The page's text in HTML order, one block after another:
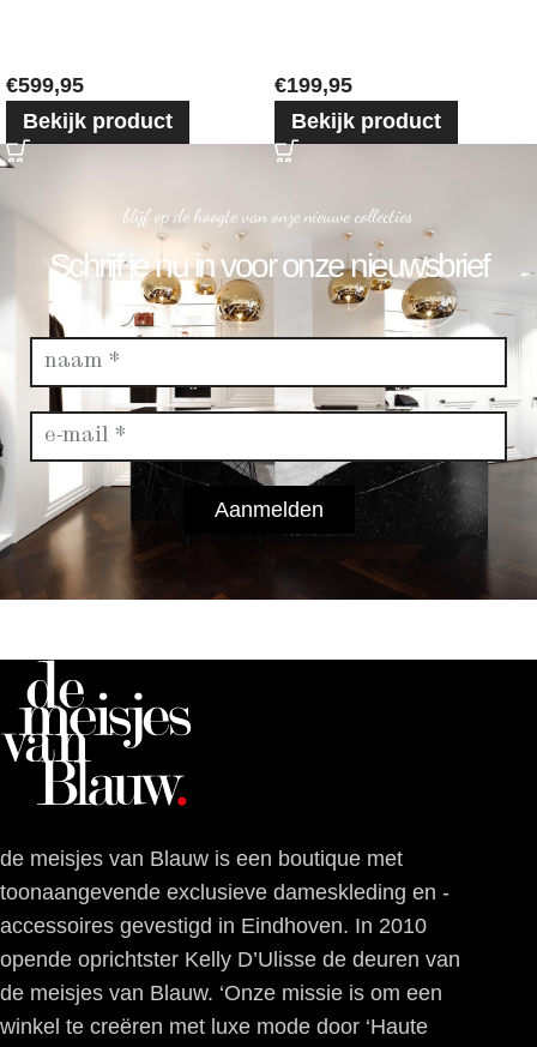
€599,95
Bekijk product
€199,95
Bekijk product
blijf op de hoogte van onze nieuwe collecties
Schrijf je nu in voor onze nieuwsbrief
Aanmelden
de meisjes van Blauw is een boutique met
toonaangevende exclusieve dameskleding en -
accessoires gevestigd in Eindhoven. In 2010
opende oprichtster Kelly D’Ulisse de deuren van
de meisjes van Blauw. ‘Onze missie is om een
winkel te creëren met luxe mode door ‘Haute